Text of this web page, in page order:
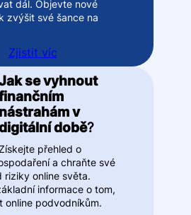
dál. Objevte nové
zvýšit své šance na
Zjistit víc
se vyhnout
nástrahám v
době?
přehled o
a chraňte své
riziky online světa.
informace o tom,
online podvodníkům.